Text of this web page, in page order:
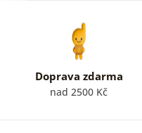
Doprava zdarma
nad 2500 Kč